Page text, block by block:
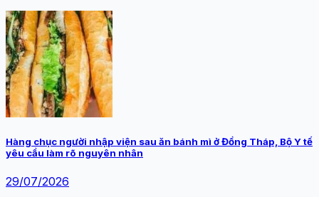
Hàng chục người nhập viện sau ăn bánh mì ở Đồng Tháp, Bộ Y tế
yêu cầu làm rõ nguyên nhân
29/07/2026